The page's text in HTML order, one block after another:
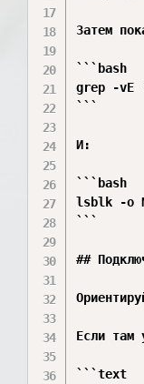
Затем
```bash
grep -
```
И:
```bash
lsblk -o
```
##
Если там
```text